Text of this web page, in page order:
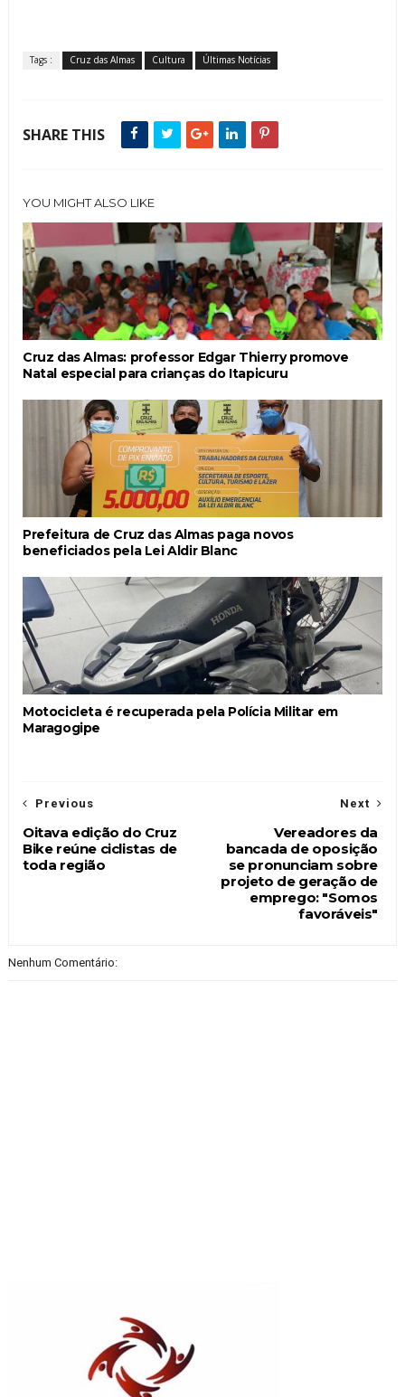
Tags : Cruz das Almas Cultura Últimas Notícias
SHARE THIS
YOU MIGHT ALSO LIKE
Cruz das Almas: professor Edgar Thierry promove
Natal especial para crianças do Itapicuru
Prefeitura de Cruz das Almas paga novos
beneficiados pela Lei Aldir Blanc
Motocicleta é recuperada pela Polícia Militar em
Maragogipe
Next
Vereadores da
bancada de oposição
se pronunciam sobre
projeto de geração de
emprego: "Somos
favoráveis"
Previous
Oitava edição do Cruz
Bike reúne ciclistas de
toda região
Nenhum Comentário: